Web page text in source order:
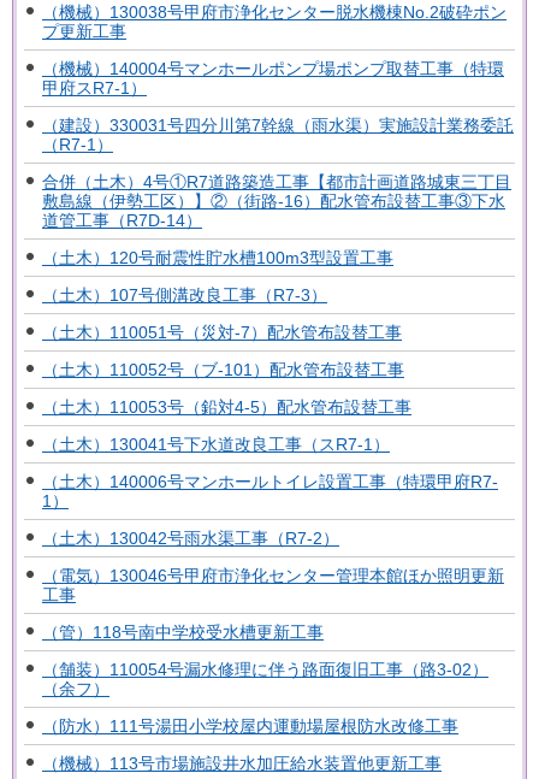
（機械）130038号甲府市浄化センター脱水機棟No.2破砕ポン
プ更新工事
（機械）140004号マンホールポンプ場ポンプ取替工事（特環
甲府スR7-1）
（建設）330031号四分川第7幹線（雨水渠）実施設計業務委託
（R7-1）
合併（土木）4号①R7道路築造工事【都市計画道路城東三丁目
敷島線（伊勢工区）】②（街路-16）配水管布設替工事③下水
道管工事（R7D-14）
（土木）120号耐震性貯水槽100m3型設置工事
（土木）107号側溝改良工事（R7-3）
（土木）110051号（災対-7）配水管布設替工事
（土木）110052号（ブ-101）配水管布設替工事
（土木）110053号（鉛対4-5）配水管布設替工事
（土木）130041号下水道改良工事（スR7-1）
（土木）140006号マンホールトイレ設置工事（特環甲府R7-
1）
（土木）130042号雨水渠工事（R7-2）
（電気）130046号甲府市浄化センター管理本館ほか照明更新
工事
（管）118号南中学校受水槽更新工事
（舗装）110054号漏水修理に伴う路面復旧工事（路3-02）
（余フ）
（防水）111号湯田小学校屋内運動場屋根防水改修工事
（機械）113号市場施設井水加圧給水装置他更新工事